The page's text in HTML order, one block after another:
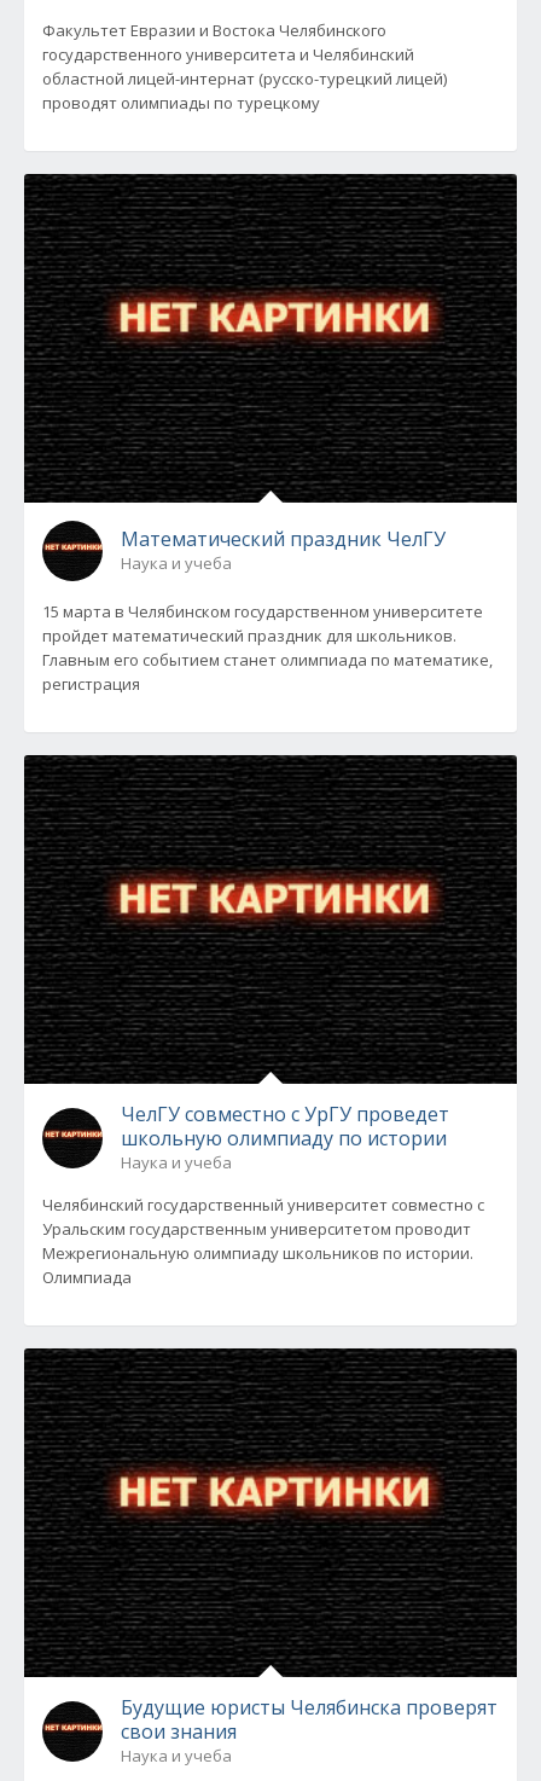
Факультет Евразии и Востока Челябинского
государственного университета и Челябинский
областной лицей-интернат (русско-турецкий лицей)
проводят олимпиады по турецкому
Математический праздник ЧелГУ
Наука и учеба
15 марта в Челябинском государственном университете
пройдет математический праздник для школьников.
Главным его событием станет олимпиада по математике,
регистрация
ЧелГУ совместно с УрГУ проведет
школьную олимпиаду по истории
Наука и учеба
Челябинский государственный университет совместно с
Уральским государственным университетом проводит
Межрегиональную олимпиаду школьников по истории.
Олимпиада
Будущие юристы Челябинска проверят
свои знания
Наука и учеба